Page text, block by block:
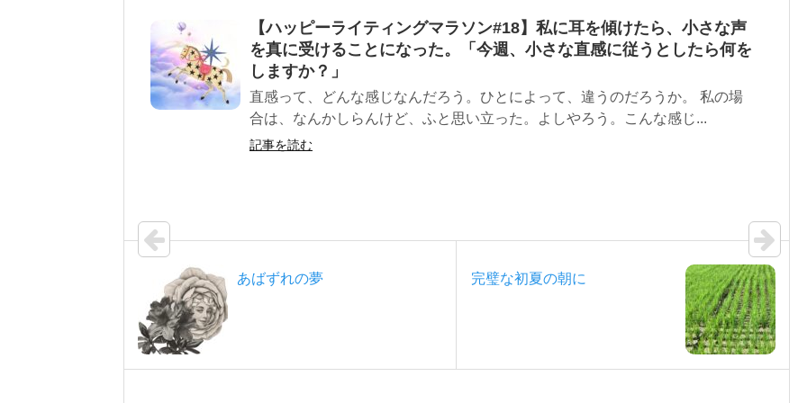
【ハッピーライティングマラソン#18】私に耳を傾けたら、小さな声
を真に受けることになった。「今週、小さな直感に従うとしたら何を
しますか？」
直感って、どんな感じなんだろう。ひとによって、違うのだろうか。 私の場
合は、なんかしらんけど、ふと思い立った。よしやろう。こんな感じ...
記事を読む
あばずれの夢 完璧な初夏の朝に